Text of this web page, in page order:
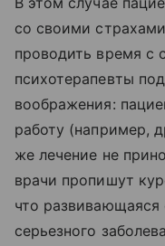
со своими
проводить время с
психотерапевты
воображения:
работу (например,
же лечение не
врачи пропишут
что
серьезного